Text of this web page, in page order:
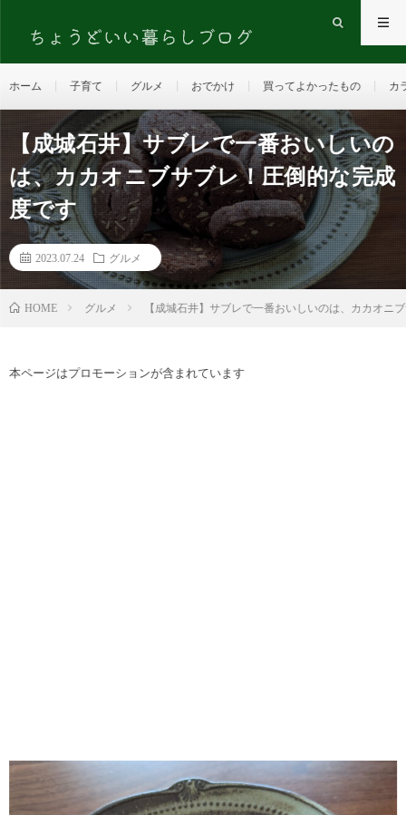
ホーム 子育て グルメ おでかけ 買ってよかったもの カ
【成城石井】サブレで一番おいしいの
は、カカオニブサブレ！圧倒的な完成
度です
2023.07.24 グルメ
HOME グルメ 【成城石井】サブレで一番おいしいのは、カカオニ
本ページはプロモーションが含まれています